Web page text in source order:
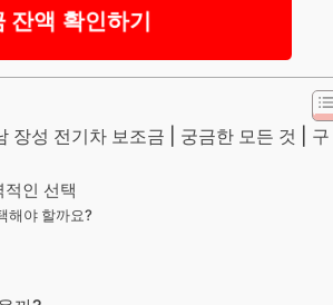
액 확인하기
성 전기차 보조금 | 궁금한 모든 것 | 구
인 선택
해야 할까요?